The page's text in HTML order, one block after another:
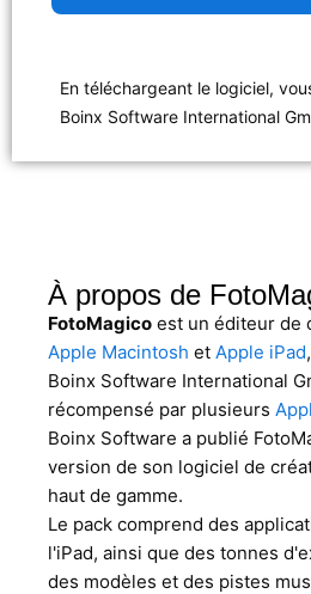
En téléchargeant le logiciel,
Boinx Software International
À propos de
FotoMagico est un éditeur de
Apple Macintosh et Apple iPad
Boinx Software International
récompensé par plusieurs
Boinx Software a publié
version de son logiciel de
haut de gamme.
Le pack comprend des
l'iPad, ainsi que des tonnes
des modèles et des pistes